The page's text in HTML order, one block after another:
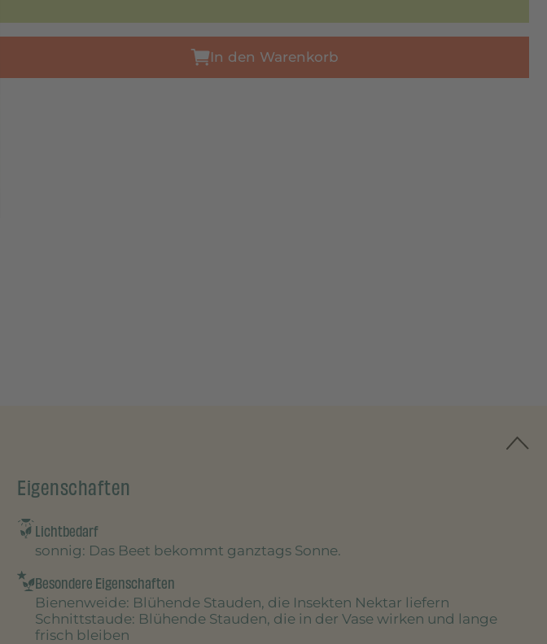
In den Warenkorb
Eigenschaften
Lichtbedarf
sonnig: Das Beet bekommt ganztags Sonne.
Besondere Eigenschaften
Bienenweide: Blühende Stauden, die Insekten Nektar liefern
Schnittstaude: Blühende Stauden, die in der Vase wirken und lange
frisch bleiben